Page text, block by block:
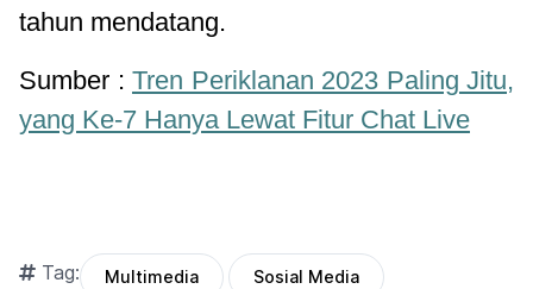
tahun mendatang.
Sumber : Tren Periklanan 2023 Paling Jitu,
yang Ke-7 Hanya Lewat Fitur Chat Live
Tag: Multimedia Sosial Media